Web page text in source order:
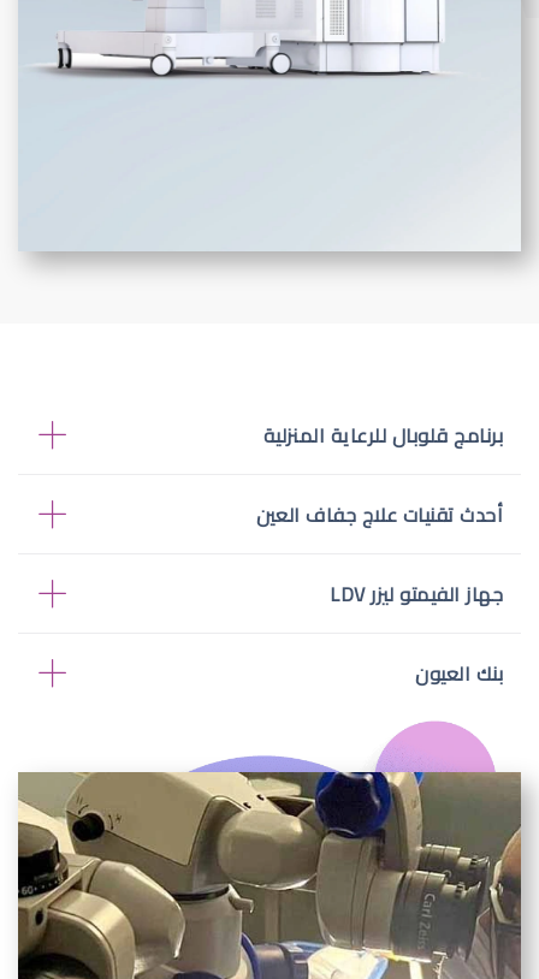
برنامج قلوبال للرعاية المنزلية
أحدث تقنيات علاج جفاف العين
جهاز الفيمتو ليزر LDV
بنك العيون